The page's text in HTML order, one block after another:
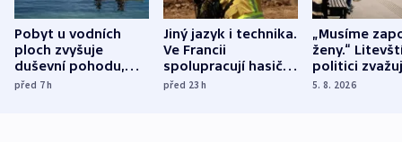
Pobyt u vodních
ploch zvyšuje
duševní pohodu,
ukázala
před 7h
Jiný jazyk i technika.
Ve Francii
spolupracují hasiči z
různých zemí
před 23h
„Musíme
ženy.“
politici
dohodu o
5. 8. 2026